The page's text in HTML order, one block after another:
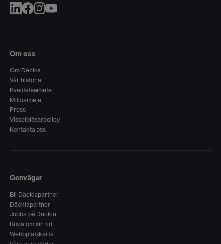
Om oss
Om Däckia
Vår historia
Kvalitetsarbete
Miljöarbete
Press
Visselblåsarpolicy
Kontakta oss
Genvägar
Bli Däckiapartner
Däckiapartner
Jobba på Däckia
Boka om din tid
Webbplatskarta